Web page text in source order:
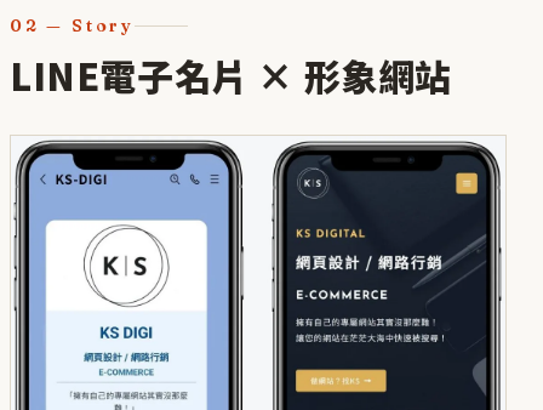
02 — Story
LINE電子名片 × 形象網站